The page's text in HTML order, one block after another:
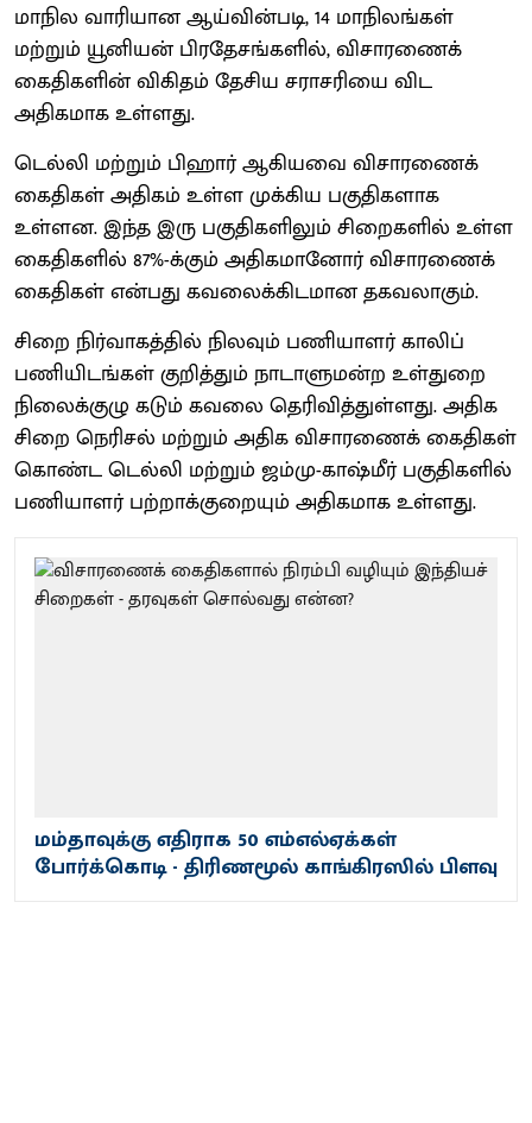
மாநில வாரியான ஆய்வின்படி, 14 மாநிலங்கள்
மற்றும் யூனியன் பிரதேசங்களில், விசாரணைக்
கைதிகளின் விகிதம் தேசிய சராசரியை விட
அதிகமாக உள்ளது.
டெல்லி மற்றும் பிஹார் ஆகியவை விசாரணைக்
கைதிகள் அதிகம் உள்ள முக்கிய பகுதிகளாக
உள்ளன. இந்த இரு பகுதிகளிலும் சிறைகளில் உள்ள
கைதிகளில் 87%-க்கும் அதிகமானோர் விசாரணைக்
கைதிகள் என்பது கவலைக்கிடமான தகவலாகும்.
சிறை நிர்வாகத்தில் நிலவும் பணியாளர் காலிப்
பணியிடங்கள் குறித்தும் நாடாளுமன்ற உள்துறை
நிலைக்குழு கடும் கவலை தெரிவித்துள்ளது. அதிக
சிறை நெரிசல் மற்றும் அதிக விசாரணைக் கைதிகள்
கொண்ட டெல்லி மற்றும் ஜம்மு-காஷ்மீர் பகுதிகளில்
பணியாளர் பற்றாக்குறையும் அதிகமாக உள்ளது.
மம்தாவுக்கு எதிராக 50 எம்எல்ஏக்கள்
போர்க்கொடி - திரிணமூல் காங்கிரஸில் பிளவு